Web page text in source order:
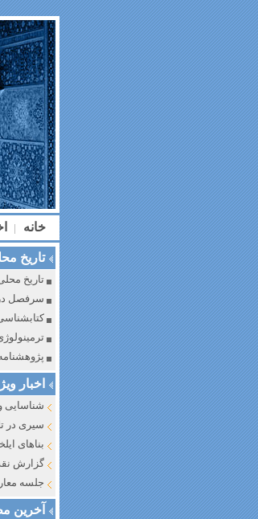
خانه |
تاریخ
تاریخ
سرفصل
اخبار
سیری در
آخرین